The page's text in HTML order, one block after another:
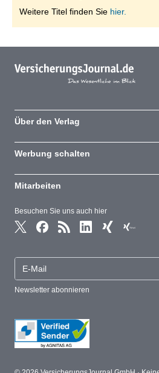
Weitere Titel finden Sie hier.
Besuchen Sie uns auch hier
Newsletter abonnieren
Über den Verlag
Werbung schalten
Mitarbeiten